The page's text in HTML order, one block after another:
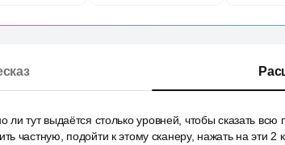
ли тут выдаётся столько уровней, чтобы сказать
частную, подойти к этому сканеру, нажать на эти 2